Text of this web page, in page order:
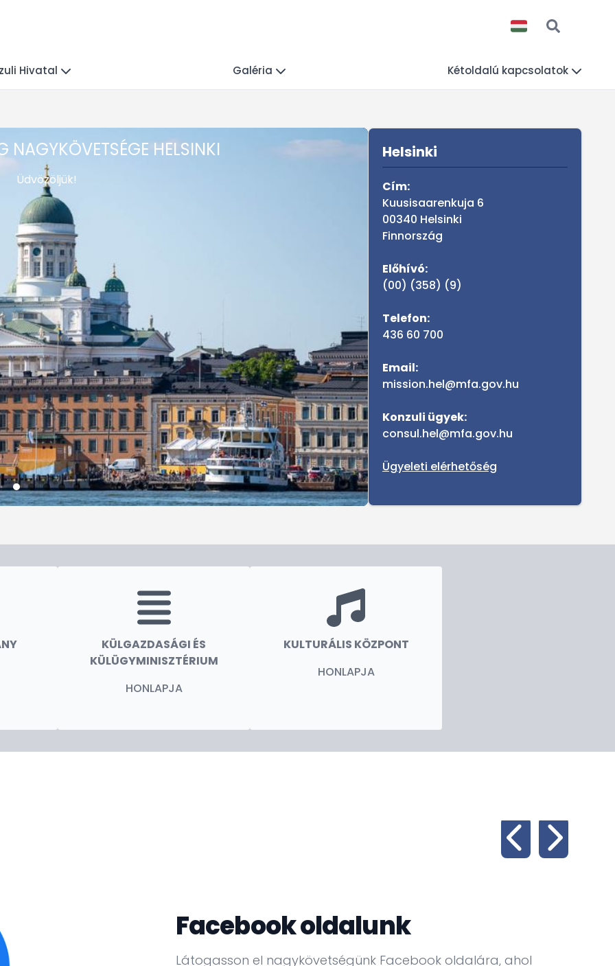
Hivatal Galéria Kétoldalú kapcsolatok
NAGYKÖVETSÉGE HELSINKI
Üdvözöljük!
Sidebar
Helsinki
Cím:
Kuusisaarenkuja 6
00340 Helsinki
Finnország
Előhívó:
(00) (358) (9)
Telefon:
436 60 700
Email:
mission.hel@mfa.gov.hu
Konzuli ügyek:
consul.hel@mfa.gov.hu
Ügyeleti elérhetőség
KÜLGAZDASÁGI ÉS
KÜLÜGYMINISZTÉRIUM
HONLAPJA
KULTURÁLIS KÖZPONT
HONLAPJA
Facebook oldalunk
Látogasson el nagykövetségünk Facebook oldalára, ahol